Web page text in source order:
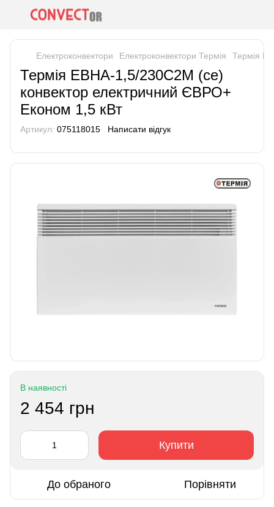
Електроконвектори Електроконвектори Термія Термія
Термія ЕВНА-1,5/230С2М (се)
конвектор електричний ЄВРО+
Економ 1,5 кВт
Артикул: 075118015 Написати відгук
В наявності
2 454 грн
Купити
До обраного Порівняти